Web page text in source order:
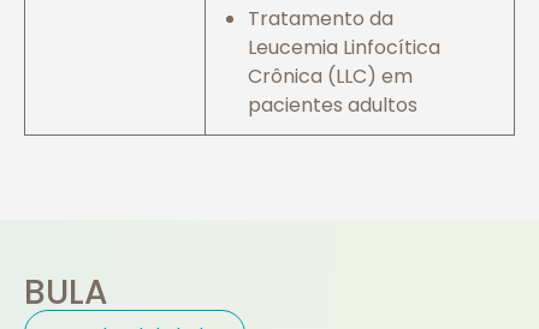
Tratamento da
Leucemia Linfocítica
Crônica (LLC) em
pacientes adultos
BULA